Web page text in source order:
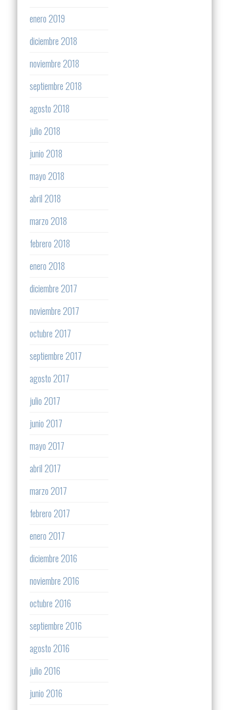
enero 2019
diciembre 2018
noviembre 2018
septiembre 2018
agosto 2018
julio 2018
junio 2018
mayo 2018
abril 2018
marzo 2018
febrero 2018
enero 2018
diciembre 2017
noviembre 2017
octubre 2017
septiembre 2017
agosto 2017
julio 2017
junio 2017
mayo 2017
abril 2017
marzo 2017
febrero 2017
enero 2017
diciembre 2016
noviembre 2016
octubre 2016
septiembre 2016
agosto 2016
julio 2016
junio 2016